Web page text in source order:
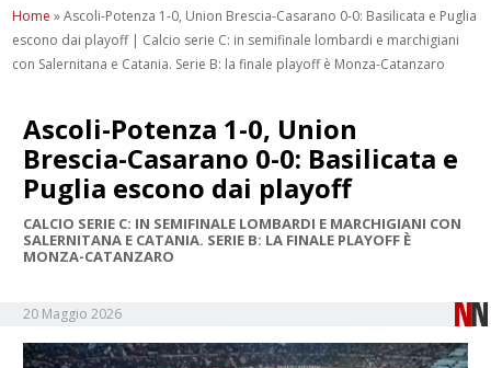
Home »Ascoli-Potenza 1-0, Union Brescia-Casarano 0-0: Basilicata e Puglia
escono dai playoff | Calcio serie C: in semifinale lombardi e marchigiani
con Salernitana e Catania. Serie B: la finale playoff è Monza-Catanzaro
Ascoli-Potenza 1-0, Union
Brescia-Casarano 0-0: Basilicata e
Puglia escono dai playoff
CALCIO SERIE C: IN SEMIFINALE LOMBARDI E MARCHIGIANI CON
SALERNITANA E CATANIA. SERIE B: LA FINALE PLAYOFF È
MONZA-CATANZARO
20 Maggio 2026